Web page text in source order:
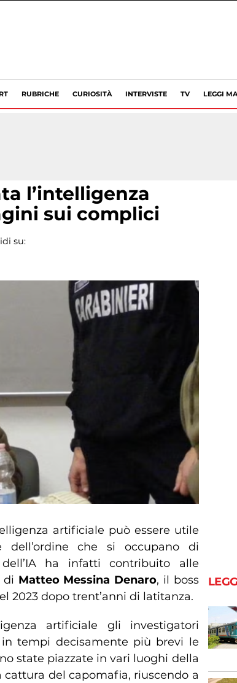
RUBRICHE CURIOSITÀ INTERVISTE TV LEGGI
l’intelligenza
sui complici
su:
artificiale può essere utile
che si occupano di
dell’IA ha infatti contribuito alle
di Matteo Messina Denaro, il boss
2023 dopo trent’anni di latitanza.
artificiale gli investigatori
tempi decisamente più brevi le
state piazzate in vari luoghi della
del capomafia, riuscendo a